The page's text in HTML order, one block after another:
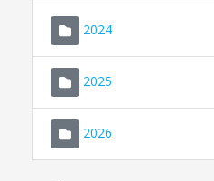
2024
2025
2026